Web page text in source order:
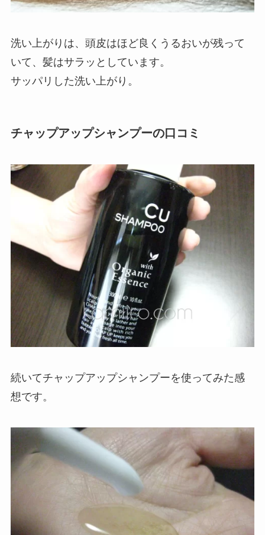
洗い上がりは、頭皮はほど良くうるおいが残って
いて、髪はサラッとしています。
サッパリした洗い上がり。
チャップアップシャンプーの口コミ
続いてチャップアップシャンプーを使ってみた感
想です。